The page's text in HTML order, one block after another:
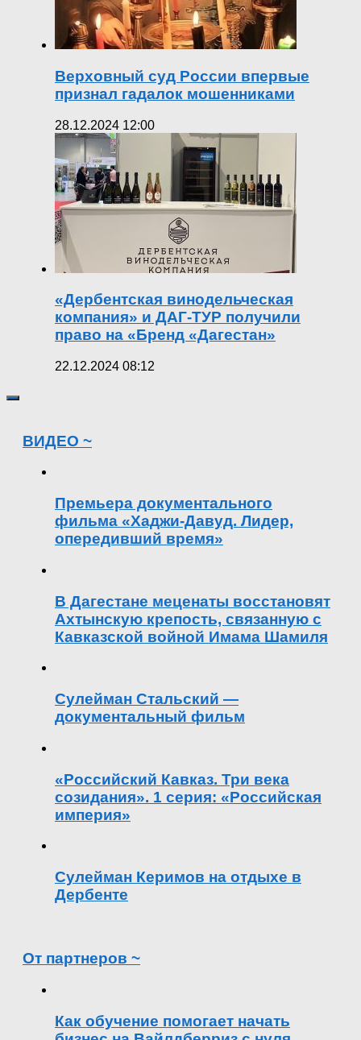
Верховный суд России впервые
признал гадалок мошенниками
28.12.2024 12:00
«Дербентская винодельческая
компания» и ДАГ-ТУР получили
право на «Бренд «Дагестан»
22.12.2024 08:12
ВИДЕО ~
Премьера документального
фильма «Хаджи-Давуд. Лидер,
опередивший время»
В Дагестане меценаты восстановят
Ахтынскую крепость, связанную с
Кавказской войной Имама Шамиля
Сулейман Стальский —
документальный фильм
«Российский Кавказ. Три века
созидания». 1 серия: «Российская
империя»
Сулейман Керимов на отдыхе в
Дербенте
От партнеров ~
Как обучение помогает начать